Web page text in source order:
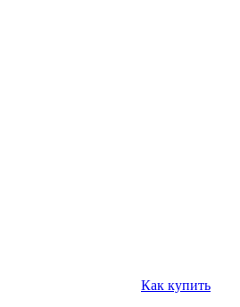
Как купить